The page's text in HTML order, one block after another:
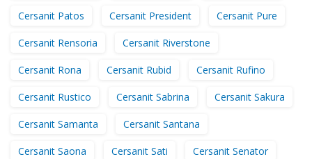
Cersanit Patos Cersanit President Cersanit Pure
Cersanit Rensoria Cersanit Riverstone
Cersanit Rona Cersanit Rubid Cersanit Rufino
Cersanit Rustico Cersanit Sabrina Cersanit Sakura
Cersanit Samanta Cersanit Santana
Cersanit Saona Cersanit Sati Cersanit Senator